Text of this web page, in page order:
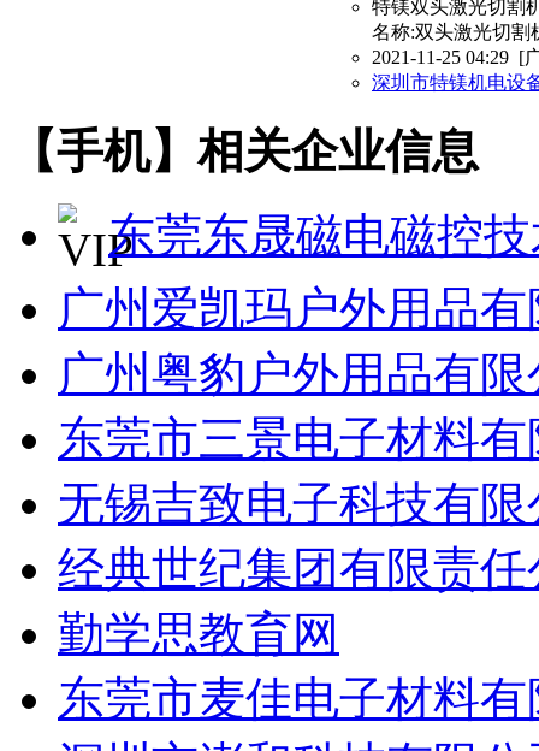
特镁双头激光切割
名称:双头激光切割
2021-11-25 04:29 [
深圳市特镁机电设
【手机】相关企业信息
东莞东晟磁电磁控
广州爱凯玛户外用品
广州粤豹户外用品有
东莞市三景电子材料
无锡吉致电子科技有限
经典世纪集团有限责任
勤学思教育网
东莞市麦佳电子材料